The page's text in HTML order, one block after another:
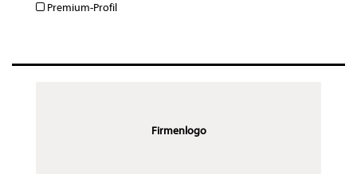
Premium-Profil
Firmenlogo